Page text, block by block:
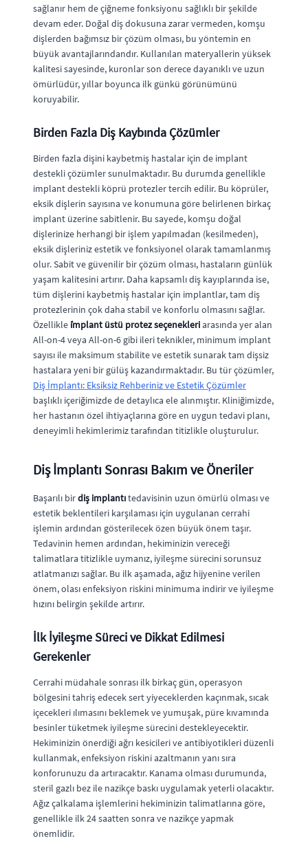
sağlanır hem de çiğneme fonksiyonu sağlıklı bir şekilde
devam eder. Doğal diş dokusuna zarar vermeden, komşu
dişlerden bağımsız bir çözüm olması, bu yöntemin en
büyük avantajlarındandır. Kullanılan materyallerin yüksek
kalitesi sayesinde, kuronlar son derece dayanıklı ve uzun
ömürlüdür, yıllar boyunca ilk günkü görünümünü
koruyabilir.
Birden Fazla Diş Kaybında Çözümler
Birden fazla dişini kaybetmiş hastalar için de implant
destekli çözümler sunulmaktadır. Bu durumda genellikle
implant destekli köprü protezler tercih edilir. Bu köprüler,
eksik dişlerin sayısına ve konumuna göre belirlenen birkaç
implant üzerine sabitlenir. Bu sayede, komşu doğal
dişlerinize herhangi bir işlem yapılmadan (kesilmeden),
eksik dişleriniz estetik ve fonksiyonel olarak tamamlanmış
olur. Sabit ve güvenilir bir çözüm olması, hastaların günlük
yaşam kalitesini artırır. Daha kapsamlı diş kayıplarında ise,
tüm dişlerini kaybetmiş hastalar için implantlar, tam diş
protezlerinin çok daha stabil ve konforlu olmasını sağlar.
Özellikle i̇mplant üstü protez seçenekleriarasında yer alan
All-on-4 veya All-on-6 gibi ileri teknikler, minimum implant
sayısı ile maksimum stabilite ve estetik sunarak tam dişsiz
hastalara yeni bir gülüş kazandırmaktadır. Bu tür çözümler,
Diş İmplantı: Eksiksiz Rehberiniz ve Estetik Çözümler
başlıklı içeriğimizde de detaylıca ele alınmıştır. Kliniğimizde,
her hastanın özel ihtiyaçlarına göre en uygun tedavi planı,
deneyimli hekimlerimiz tarafından titizlikle oluşturulur.
Diş İmplantı Sonrası Bakım ve Öneriler
Başarılı birdiş implantıtedavisinin uzun ömürlü olması ve
estetik beklentileri karşılaması için uygulanan cerrahi
işlemin ardından gösterilecek özen büyük önem taşır.
Tedavinin hemen ardından, hekiminizin vereceği
talimatlara titizlikle uymanız, iyileşme sürecini sorunsuz
atlatmanızı sağlar. Bu ilk aşamada, ağız hijyenine verilen
önem, olası enfeksiyon riskini minimuma indirir ve iyileşme
hızını belirgin şekilde artırır.
İlk İyileşme Süreci ve Dikkat Edilmesi
Gerekenler
Cerrahi müdahale sonrası ilk birkaç gün, operasyon
bölgesini tahriş edecek sert yiyeceklerden kaçınmak, sıcak
içecekleri ılımasını beklemek ve yumuşak, püre kıvamında
besinler tüketmek iyileşme sürecini destekleyecektir.
Hekiminizin önerdiği ağrı kesicileri ve antibiyotikleri düzenli
kullanmak, enfeksiyon riskini azaltmanın yanı sıra
konforunuzu da artıracaktır. Kanama olması durumunda,
steril gazlı bez ile nazikçe baskı uygulamak yeterli olacaktır.
Ağız çalkalama işlemlerini hekiminizin talimatlarına göre,
genellikle ilk 24 saatten sonra ve nazikçe yapmak
önemlidir.